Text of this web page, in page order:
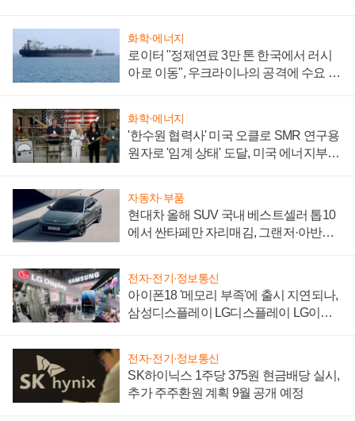
화학·에너지
로이터 "정제연료 3만 톤 한국에서 러시
아로 이동", 우크라이나의 공격에 수요 늘
화학·에너지
'한수원 협력사' 미국 오클로 SMR 연구용
원자로 '임계 상태' 도달, 미국 에너지부
자동차·부품
현대차 올해 SUV 국내 베스트셀러 톱10
에서 싼타페만 자리매김, 그랜저·아반떼
전자·전기·정보통신
아이폰18 '메모리 부족'에 출시 지연되나,
삼성디스플레이 LG디스플레이 LG이노
전자·전기·정보통신
SK하이닉스 1주당 375원 현금배당 실시,
추가 주주환원 계획 9월 공개 예정